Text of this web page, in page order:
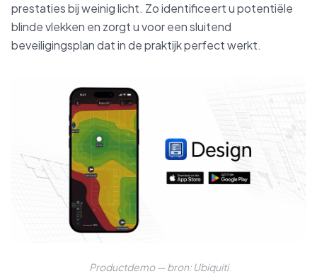
prestaties bij weinig licht. Zo identificeert u potentiële
blinde vlekken en zorgt u voor een sluitend
beveiligingsplan dat in de praktijk perfect werkt.
Productdemo — bron: Ubiquiti